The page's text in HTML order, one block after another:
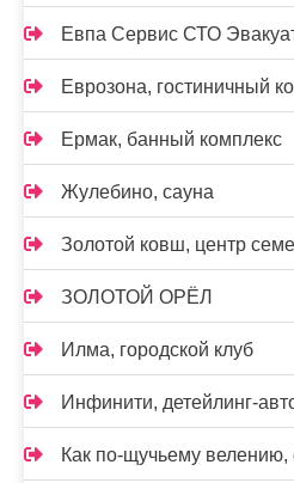
Евпа Сервис СТО
Еврозона, гостиничный
Ермак, банный комплекс
Жулебино, сауна
Золотой ковш, центр
ЗОЛОТОЙ ОРЁЛ
Илма, городской клуб
Инфинити, детейлинг-
Как по-щучьему велению,